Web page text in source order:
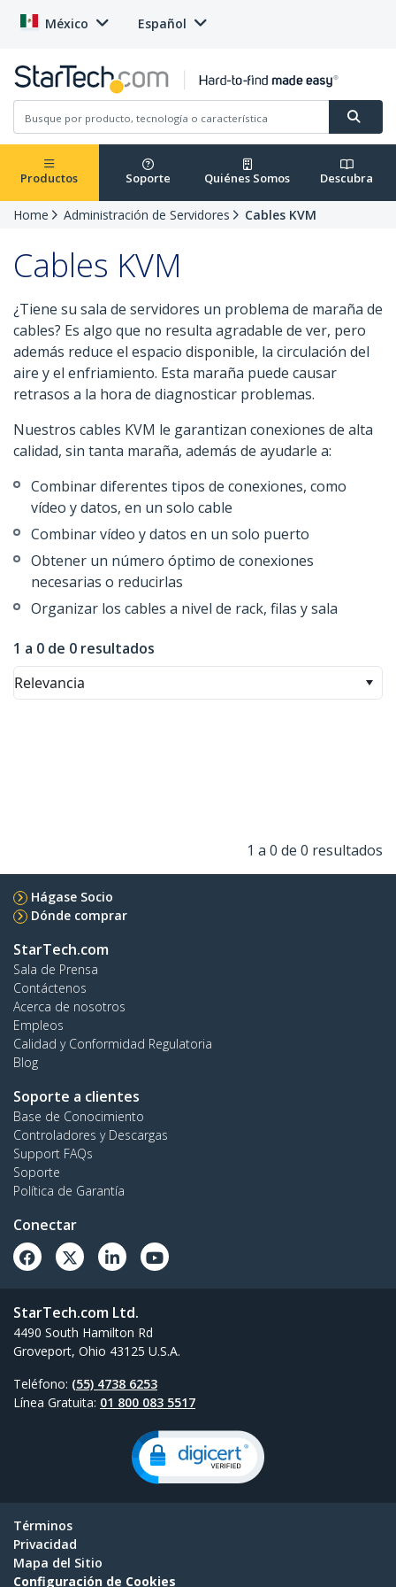
México Español
Productos Soporte Quiénes Somos Descubra
Home Administración de Servidores Cables KVM
Cables KVM
¿Tiene su sala de servidores un problema de maraña de
cables? Es algo que no resulta agradable de ver, pero
además reduce el espacio disponible, la circulación del
aire y el enfriamiento. Esta maraña puede causar
retrasos a la hora de diagnosticar problemas.
Nuestros cables KVM le garantizan conexiones de alta
calidad, sin tanta maraña, además de ayudarle a:
Combinar diferentes tipos de conexiones, como
vídeo y datos, en un solo cable
Combinar vídeo y datos en un solo puerto
Obtener un número óptimo de conexiones
necesarias o reducirlas
Organizar los cables a nivel de rack, filas y sala
1 a 0 de 0 resultados
Relevancia
1 a 0 de 0 resultados
Hágase Socio
Dónde comprar
StarTech.com
Sala de Prensa
Contáctenos
Acerca de nosotros
Empleos
Calidad y Conformidad Regulatoria
Blog
Soporte a clientes
Base de Conocimiento
Controladores y Descargas
Support FAQs
Soporte
Política de Garantía
Conectar
StarTech.com Ltd.
4490 South Hamilton Rd
Groveport, Ohio 43125 U.S.A.
Teléfono: (55) 4738 6253
Línea Gratuita: 01 800 083 5517
Términos
Privacidad
Mapa del Sitio
Configuración de Cookies